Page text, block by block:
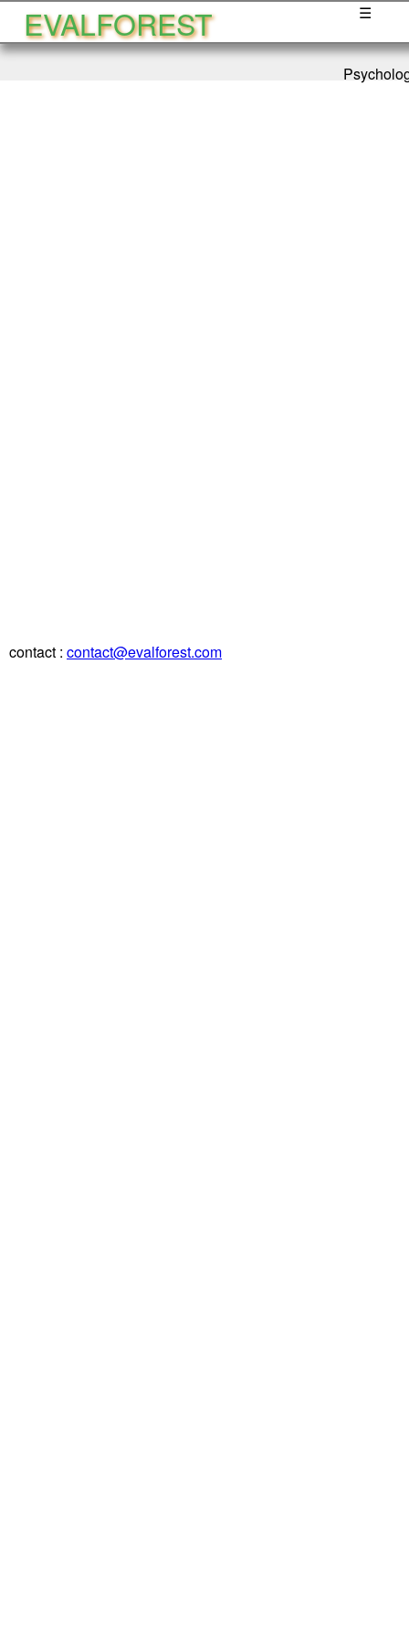
EVALFOREST ☰
contact : contact@evalforest.com